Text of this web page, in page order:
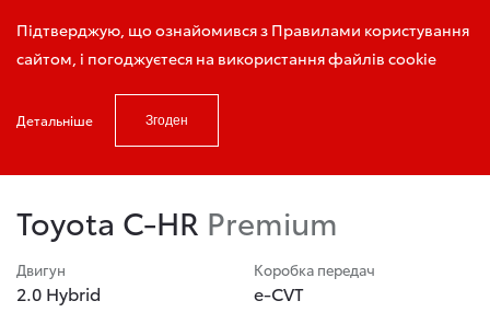
Підтверджую, що ознайомився з Правилами користування
сайтом, і погоджуєтеся на використання файлів cookie
Детальніше Згоден
Запис на тест - драйв
Toyota C-HR Premium
Двигун
2.0 Hybrid
Коробка передач
e-CVT